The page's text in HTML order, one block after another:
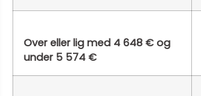
Over eller lig med 4 648 € og
under 5 574 €